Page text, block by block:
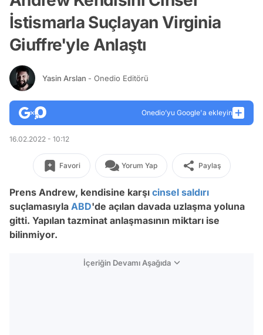
İstismarla Suçlayan Virginia
Giuffre'yle Anlaştı
Yasin Arslan - Onedio Editörü
Onedio’yu Google'a ekleyin
16.02.2022 - 10:12
Favori Yorum Yap Paylaş
Prens Andrew, kendisine karşı cinsel saldırı
suçlamasıyla ABD'de açılan davada uzlaşma yoluna
gitti. Yapılan tazminat anlaşmasının miktarı ise
bilinmiyor.
İçeriğin Devamı Aşağıda